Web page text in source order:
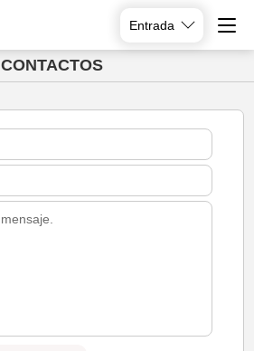
Entrada
CONTACTOS